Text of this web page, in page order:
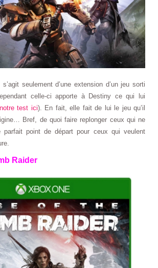
seulement d’une extension d’un jeu sorti
celle-ci apporte à Destiny ce qui lui
test ici). En fait, elle fait de lui le jeu qu’il
Bref, de quoi faire replonger ceux qui ne
parfait point de départ pour ceux qui veulent
Raider